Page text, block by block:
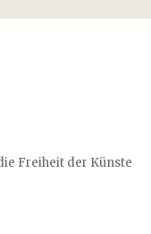
Freiheit der Künste